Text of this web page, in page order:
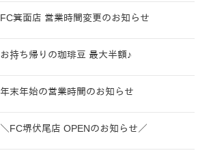
FC箕面店 営業時間変更のお知らせ
お持ち帰りの珈琲豆 最大半額♪
年末年始の営業時間のお知らせ
＼FC堺伏尾店 OPENのお知らせ／